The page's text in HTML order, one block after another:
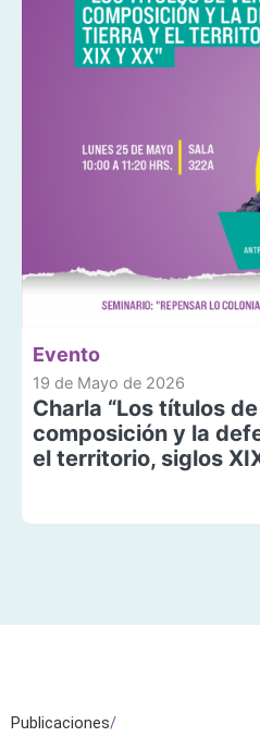
Evento
19 de Mayo de 2026
Charla “Los títulos
composición y la
el territorio, siglos
Publicaciones/